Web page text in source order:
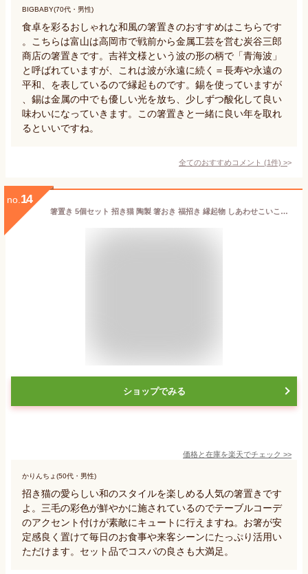
BIGBABY(70代・男性)
食卓を彩るおしゃれな和風の箸置きのおすすめはこちらです
。こちらは富山は高岡市で戦前から金属工芸を営む炭谷三郎
商店の箸置きです。吉祥文様という波の形の柄で「青海波」
と呼ばれていますが、これは波が永遠に続く＝長寿や永遠の
平和、を表しているので縁起ものです。錫を使っていますが
、錫は金属の中でも優しい光を放ち、少しずつ酸化して良い
味わいになっていきます。この箸置きと一緒に良い年を取れ
るといいですね。
全てのおすすめコメント (1件) >
no. 14
箸置き 5個セット 招き猫 陶製 箸おき 福招き 縁起物 しあわせこいこい 猫箸はし置き ねこ ネコ 猫 三毛猫 食器 贈り物 金運 開運 招福 インテリア 卓上 ギフト 金運招福 商売繁盛 千客万来 キャット お祝い 開店祝い 新築祝い 和雑貨 置き物 まねき猫 おしゃれ 箸台 箸枕
ショップでみる
価格と在庫を楽天でチェック >>
かりんちょ(50代・男性)
招き猫の愛らしい和のスタイルを楽しめる人気の箸置きです
よ。三毛の彩色が鮮やかに施されているのでテーブルコーデ
のアクセント付けが素敵にキュートに行えますね。お箸が安
定感良く置けて毎日のお食事や来客シーンにたっぷり活用い
ただけます。セット品でコスパの良さも大満足。